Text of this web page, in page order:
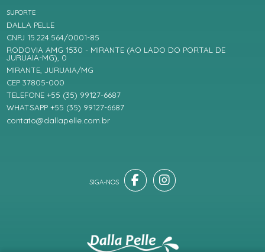
SUPORTE
DALLA PELLE
CNPJ 15.224.564/0001-85
RODOVIA AMG 1530 - MIRANTE (AO LADO DO PORTAL DE
JURUAIA-MG), 0
MIRANTE, JURUAIA/MG
CEP 37805-000
TELEFONE +55 (35) 99127-6687
WHATSAPP +55 (35) 99127-6687
contato@dallapelle.com.br